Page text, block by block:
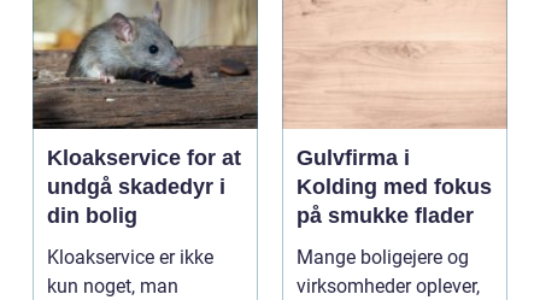
Kloakservice for at
undgå skadedyr i
din bolig
Kloakservice er ikke
kun noget, man
Gulvfirma i
Kolding med fokus
på smukke flader
Mange boligejere og
virksomheder oplever,